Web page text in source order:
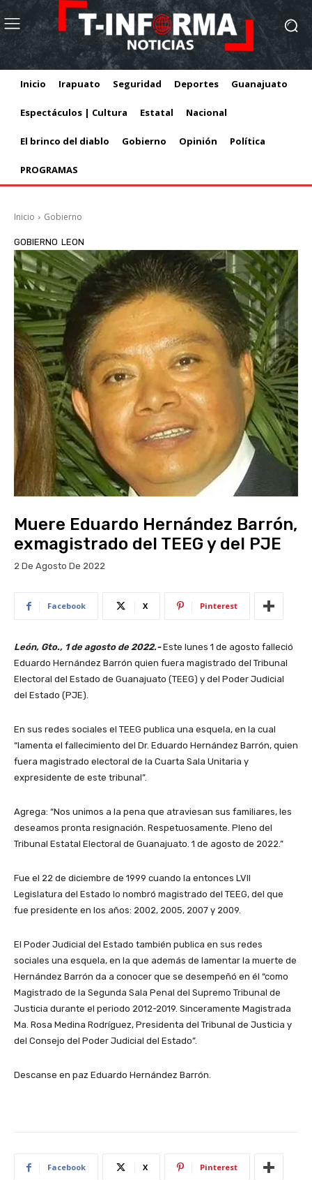
Inicio Irapuato Seguridad Deportes Guanajuato
Espectáculos | Cultura Estatal Nacional
El brinco del diablo Gobierno Opinión Política
PROGRAMAS
Inicio Gobierno
GOBIERNO LEON
Muere Eduardo Hernández Barrón,
exmagistrado del TEEG y del PJE
2 De Agosto De 2022
Facebook X Pinterest
León, Gto., 1 de agosto de 2022.-Este lunes 1 de agosto falleció
Eduardo Hernández Barrón quien fuera magistrado del Tribunal
Electoral del Estado de Guanajuato (TEEG) y del Poder Judicial
del Estado (PJE).
En sus redes sociales el TEEG publica una esquela, en la cual
“lamenta el fallecimiento del Dr. Eduardo Hernández Barrón, quien
fuera magistrado electoral de la Cuarta Sala Unitaria y
expresidente de este tribunal”.
Agrega: “Nos unimos a la pena que atraviesan sus familiares, les
deseamos pronta resignación. Respetuosamente. Pleno del
Tribunal Estatal Electoral de Guanajuato. 1 de agosto de 2022.”
Fue el 22 de diciembre de 1999 cuando la entonces LVII
Legislatura del Estado lo nombró magistrado del TEEG, del que
fue presidente en los años: 2002, 2005, 2007 y 2009.
El Poder Judicial del Estado también publica en sus redes
sociales una esquela, en la que además de lamentar la muerte de
Hernández Barrón da a conocer que se desempeñó en él “como
Magistrado de la Segunda Sala Penal del Supremo Tribunal de
Justicia durante el periodo 2012-2019. Sinceramente Magistrada
Ma. Rosa Medina Rodríguez, Presidenta del Tribunal de Justicia y
del Consejo del Poder Judicial del Estado”.
Descanse en paz Eduardo Hernández Barrón.
Facebook X Pinterest